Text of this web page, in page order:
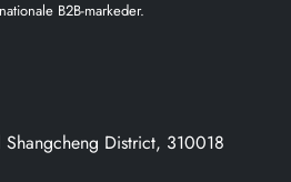
B2B-markeder.
District, 310018